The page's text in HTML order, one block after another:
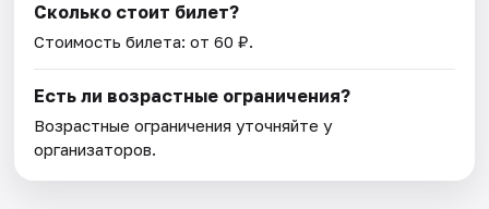
Сколько стоит билет?
Стоимость билета: от 60 ₽.
Есть ли возрастные ограничения?
Возрастные ограничения уточняйте у
организаторов.